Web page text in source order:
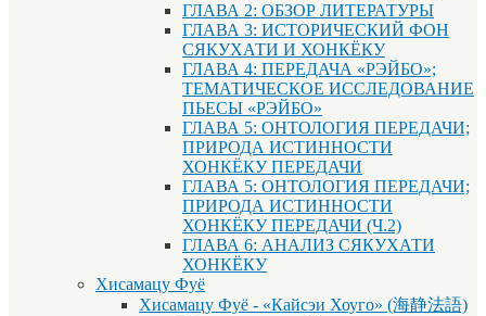
ГЛАВА 2: ОБЗОР ЛИТЕРАТУРЫ
ГЛАВА 3: ИСТОРИЧЕСКИЙ ФОН
СЯКУХАТИ И ХОНКЁКУ
ГЛАВА 4: ПЕРЕДАЧА «РЭЙБО»;
ТЕМАТИЧЕСКОЕ ИССЛЕДОВАНИЕ
ПЬЕСЫ «РЭЙБО»
ГЛАВА 5: ОНТОЛОГИЯ ПЕРЕДАЧИ;
ПРИРОДА ИСТИННОСТИ
ХОНКЁКУ ПЕРЕДАЧИ
ГЛАВА 5: ОНТОЛОГИЯ ПЕРЕДАЧИ;
ПРИРОДА ИСТИННОСТИ
ХОНКЁКУ ПЕРЕДАЧИ (Ч.2)
ГЛАВА 6: АНАЛИЗ СЯКУХАТИ
ХОНКЁКУ
Хисамацу Фуё
Хисамацу Фуё - «Кайсэи Хоуго» (海静法語)